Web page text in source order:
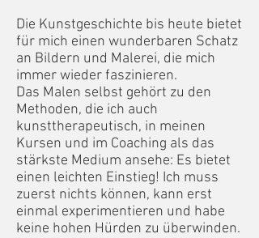
Die Kunstgeschichte bis heute bietet
für mich einen wunderbaren Schatz
an Bildern und Malerei, die mich
immer wieder faszinieren.
Das Malen selbst gehört zu den
Methoden, die ich auch
kunsttherapeutisch, in meinen
Kursen und im Coaching als das
stärkste Medium ansehe: Es bietet
einen leichten Einstieg! Ich muss
zuerst nichts können, kann erst
einmal experimentieren und habe
keine hohen Hürden zu überwinden.